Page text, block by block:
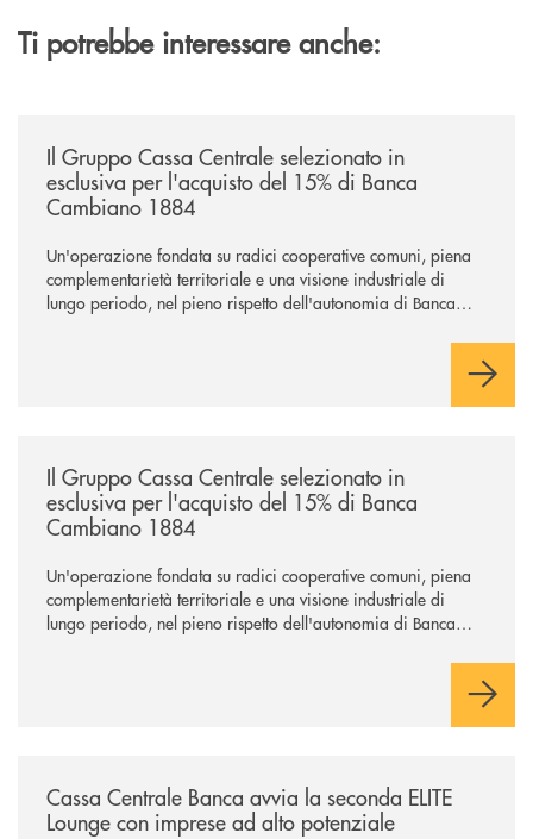
Ti potrebbe interessare anche:
Il Gruppo Cassa Centrale selezionato in
esclusiva per l'acquisto del 15% di Banca
Cambiano 1884
Un'operazione fondata su radici cooperative comuni, piena
complementarietà territoriale e una visione industriale di
lungo periodo, nel pieno rispetto dell'autonomia di Banca
negoziazione esclusiva per la finalizzazione dell’operazione.
Il Gruppo Cassa Centrale selezionato in
esclusiva per l'acquisto del 15% di Banca
Cambiano 1884
Un'operazione fondata su radici cooperative comuni, piena
complementarietà territoriale e una visione industriale di
lungo periodo, nel pieno rispetto dell'autonomia di Banca
negoziazione esclusiva per la finalizzazione dell’operazione.
Cassa Centrale Banca avvia la seconda ELITE
Lounge con imprese ad alto potenziale